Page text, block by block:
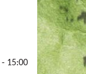
- 15:00